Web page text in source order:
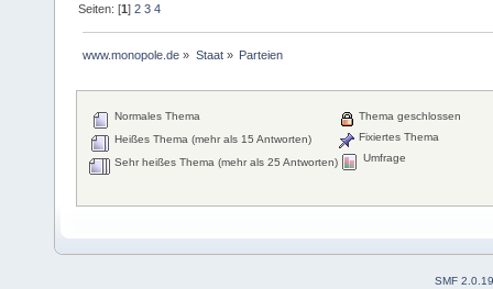
Seiten: [1]2 3 4
www.monopole.de » Staat» Parteien
Normales Thema
Heißes Thema (mehr als 15 Antworten)
Sehr heißes Thema (mehr als 25 Antworten)
Thema geschlossen
Fixiertes Thema
Umfrage
SMF 2.0.19